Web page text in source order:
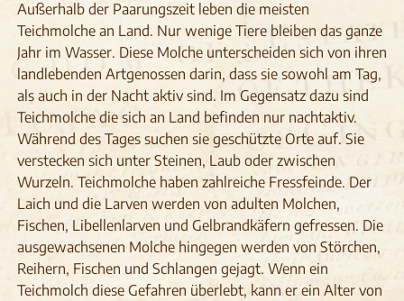
Außerhalb der Paarungszeit leben die meisten
Teichmolche an Land. Nur wenige Tiere bleiben das ganze
Jahr im Wasser. Diese Molche unterscheiden sich von ihren
landlebenden Artgenossen darin, dass sie sowohl am Tag,
als auch in der Nacht aktiv sind. Im Gegensatz dazu sind
Teichmolche die sich an Land befinden nur nachtaktiv.
Während des Tages suchen sie geschützte Orte auf. Sie
verstecken sich unter Steinen, Laub oder zwischen
Wurzeln. Teichmolche haben zahlreiche Fressfeinde. Der
Laich und die Larven werden von adulten Molchen,
Fischen, Libellenlarven und Gelbrandkäfern gefressen. Die
ausgewachsenen Molche hingegen werden von Störchen,
Reihern, Fischen und Schlangen gejagt. Wenn ein
Teichmolch diese Gefahren überlebt, kann er ein Alter von